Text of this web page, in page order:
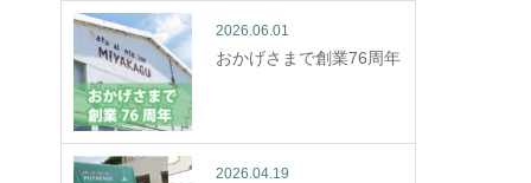
2026.06.01
おかげさまで創業76周年
2026.04.19